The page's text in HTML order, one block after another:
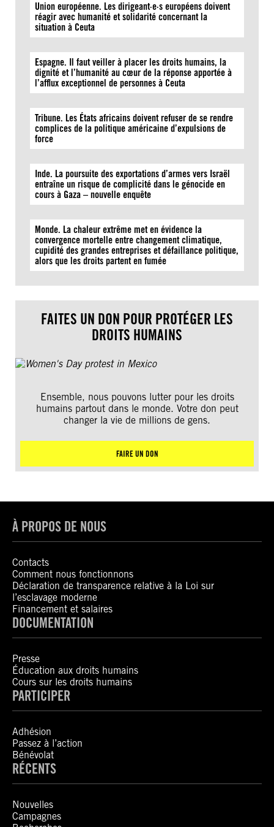
Union européenne. Les dirigeant·e·s européens doivent
réagir avec humanité et solidarité concernant la
situation à Ceuta
Espagne. Il faut veiller à placer les droits humains, la
dignité et l’humanité au cœur de la réponse apportée à
l’afflux exceptionnel de personnes à Ceuta
Tribune. Les États africains doivent refuser de se rendre
complices de la politique américaine d’expulsions de
force
Inde. La poursuite des exportations d’armes vers Israël
entraîne un risque de complicité dans le génocide en
cours à Gaza – nouvelle enquête
Monde. La chaleur extrême met en évidence la
convergence mortelle entre changement climatique,
cupidité des grandes entreprises et défaillance politique,
alors que les droits partent en fumée
FAITES UN DON POUR PROTÉGER LES
DROITS HUMAINS
Ensemble, nous pouvons lutter pour les droits
humains partout dans le monde. Votre don peut
changer la vie de millions de gens.
FAIRE UN DON
À PROPOS DE NOUS
Contacts
Comment nous fonctionnons
Déclaration de transparence relative à la Loi sur
l’esclavage moderne
Financement et salaires
DOCUMENTATION
Presse
Éducation aux droits humains
Cours sur les droits humains
PARTICIPER
Adhésion
Passez à l’action
Bénévolat
RÉCENTS
Nouvelles
Campagnes